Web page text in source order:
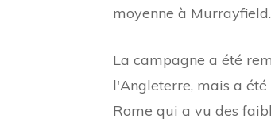
moyenne à Murrayfield.
La campagne a été
l'Angleterre, mais a
Rome qui a vu des